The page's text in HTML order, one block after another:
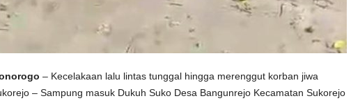
– Kecelakaan lalu lintas tunggal hingga merenggut korban jiwa
– Sampung masuk Dukuh Suko Desa Bangunrejo Kecamatan Sukorejo